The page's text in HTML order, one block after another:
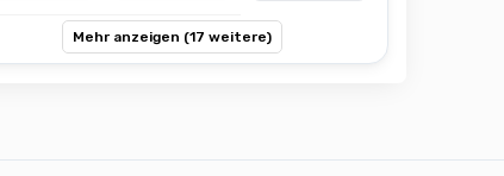
Mehr anzeigen (17 weitere)